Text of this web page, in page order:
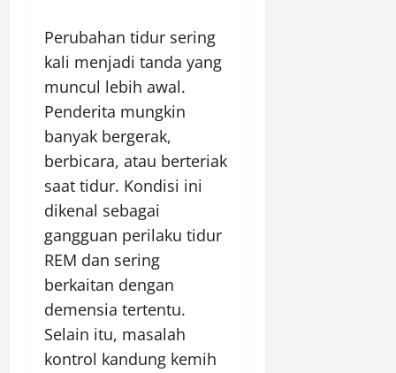
Perubahan tidur sering
kali menjadi tanda yang
muncul lebih awal.
Penderita mungkin
banyak bergerak,
berbicara, atau berteriak
saat tidur. Kondisi ini
dikenal sebagai
gangguan perilaku tidur
REM dan sering
berkaitan dengan
demensia tertentu.
Selain itu, masalah
kontrol kandung kemih